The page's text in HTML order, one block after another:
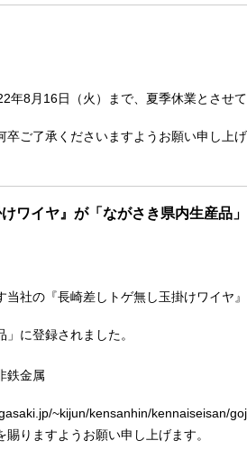
年8月16日（火）まで、夏季休業とさせて
卒ご了承くださいますようお願い申し上げ
ワイヤ』が「ながさき県内生産品」
社の『長崎差しトゲ無し玉掛けワイヤ』
に登録されました。
鉄金属
~kijun/kensanhin/kennaiseisan/
りますようお願い申し上げます。